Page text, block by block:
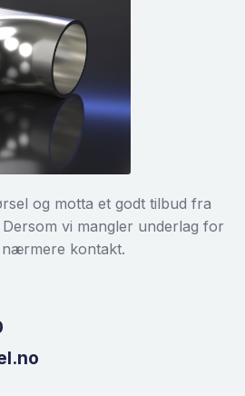
og motta et godt tilbud fra
vi mangler underlag for
kontakt.